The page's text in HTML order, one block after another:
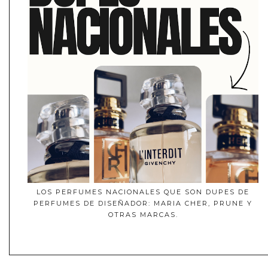
LOS PERFUMES NACIONALES QUE SON DUPES DE
PERFUMES DE DISEÑADOR: MARIA CHER, PRUNE Y
OTRAS MARCAS.